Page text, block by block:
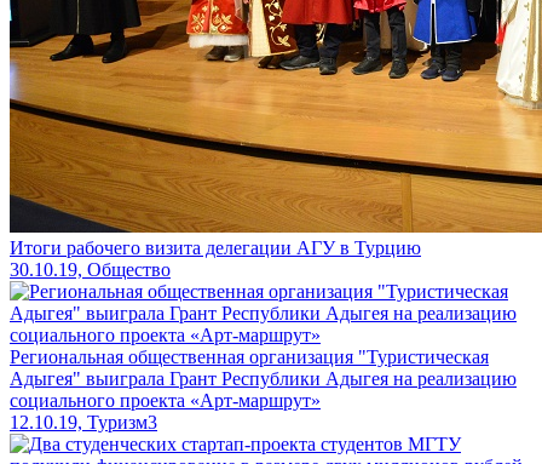
Итоги рабочего визита делегации АГУ в Турцию
30.10.19, Общество
Региональная общественная организация "Туристическая
Адыгея" выиграла Грант Республики Адыгея на реализацию
социального проекта «Арт-маршрут»
12.10.19, Туризм3